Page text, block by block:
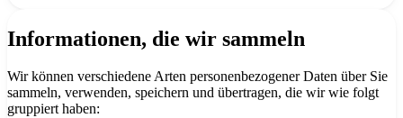
Informationen, die wir sammeln
Wir können verschiedene Arten personenbezogener Daten über Sie
sammeln, verwenden, speichern und übertragen, die wir wie folgt
gruppiert haben: